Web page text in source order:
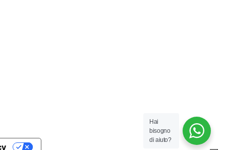
Hai
bisogno
di aiuto?